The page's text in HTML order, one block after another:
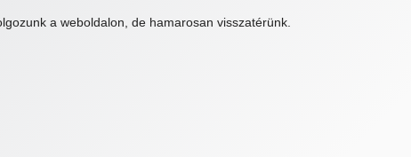
a weboldalon, de hamarosan visszatérünk.